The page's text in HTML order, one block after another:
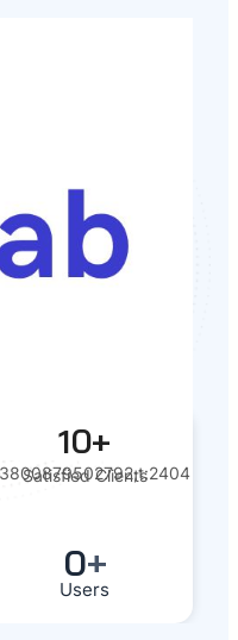
10+
Satisfied Clients
0+
Users